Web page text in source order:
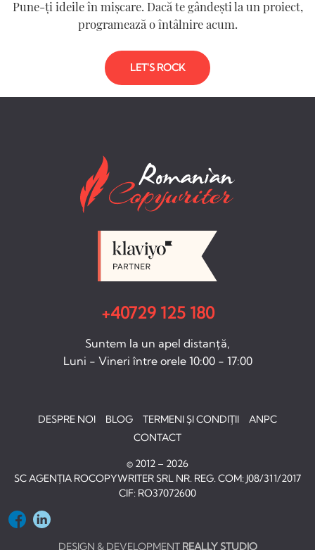
Pune-ți ideile în mișcare. Dacă te gândești la un proiect,
programează o întâlnire acum.
LET'S ROCK
+40729 125 180
Suntem la un apel distanță,
Luni - Vineri între orele 10:00 - 17:00
DESPRE NOI BLOG TERMENI ȘI CONDIȚII
ANPC
CONTACT
© 2012 – 2026
SC AGENȚIA ROCOPYWRITER SRL NR. REG. COM: J08/311/2017
CIF: RO37072600
DESIGN & DEVELOPMENT REALLY STUDIO